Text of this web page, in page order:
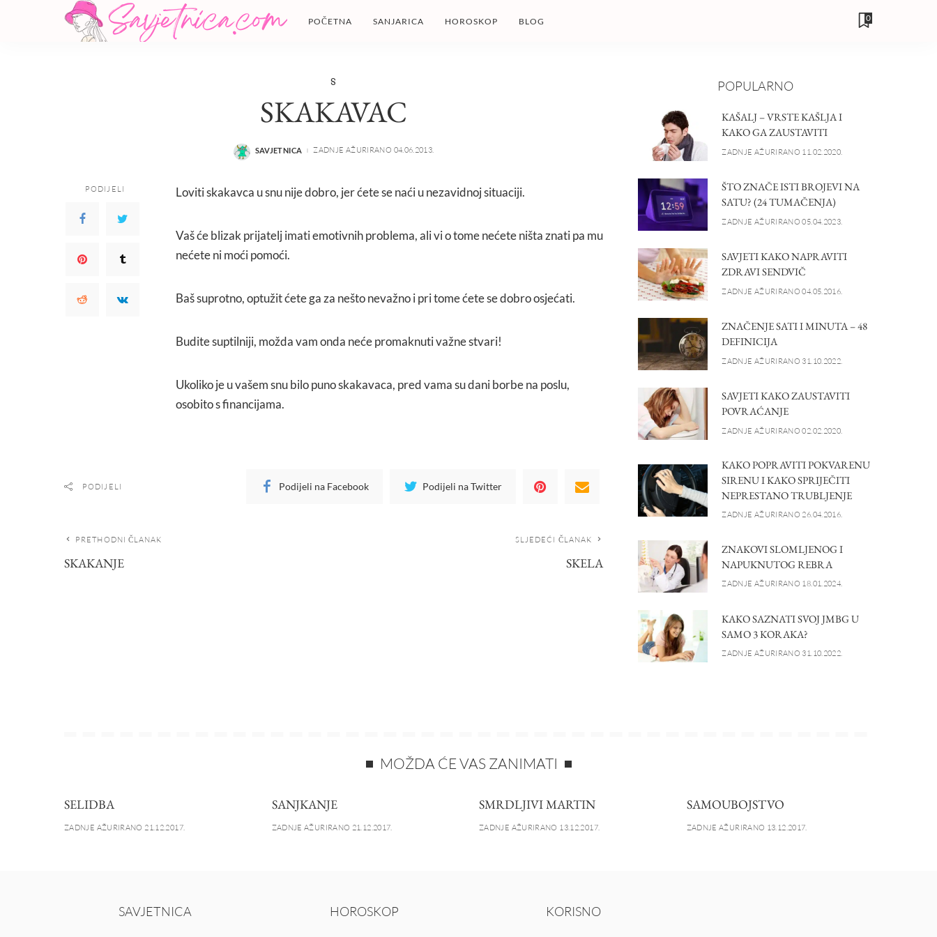
POČETNA SANJARICA HOROSKOP BLOG 0
S
SKAKAVAC
POSTED
SAVJETNICA ZADNJE AŽURIRANO 04.06.2013.
PODIJELI Loviti skakavca u snu nije dobro, jer ćete se naći u nezavidnoj situaciji.
Vaš će blizak prijatelj imati emotivnih problema, ali vi o tome nećete ništa znati pa mu
nećete ni moći pomoći.
Baš suprotno, optužit ćete ga za nešto nevažno i pri tome ćete se dobro osjećati.
Budite suptilniji, možda vam onda neće promaknuti važne stvari!
Ukoliko je u vašem snu bilo puno skakavaca, pred vama su dani borbe na poslu,
osobito s financijama.
PODIJELI Podijeli na Facebook Podijeli na Twitter
PRETHODNI ČLANAK
SKAKANJE
SLJEDEĆI ČLANAK
SKELA
POPULARNO
KAŠALJ – VRSTE KAŠLJA I
KAKO GA ZAUSTAVITI
ZADNJE AŽURIRANO 11.02.2020.
ŠTO ZNAČE ISTI BROJEVI NA
SATU? (24 TUMAČENJA)
ZADNJE AŽURIRANO 05.04.2023.
SAVJETI KAKO NAPRAVITI
ZDRAVI SENDVIČ
ZADNJE AŽURIRANO 04.05.2016.
ZNAČENJE SATI I MINUTA – 48
DEFINICIJA
ZADNJE AŽURIRANO 31.10.2022.
SAVJETI KAKO ZAUSTAVITI
POVRAĆANJE
ZADNJE AŽURIRANO 02.02.2020.
KAKO POPRAVITI POKVARENU
SIRENU I KAKO SPRIJEČITI
NEPRESTANO TRUBLJENJE
ZADNJE AŽURIRANO 26.04.2016.
ZNAKOVI SLOMLJENOG I
NAPUKNUTOG REBRA
ZADNJE AŽURIRANO 18.01.2024.
KAKO SAZNATI SVOJ JMBG U
SAMO 3 KORAKA?
ZADNJE AŽURIRANO 31.10.2022.
MOŽDA ĆE VAS ZANIMATI
SELIDBA
ZADNJE AŽURIRANO 21.12.2017.
SANJKANJE
ZADNJE AŽURIRANO 21.12.2017.
SMRDLJIVI MARTIN
ZADNJE AŽURIRANO 13.12.2017.
SAMOUBOJSTVO
ZADNJE AŽURIRANO 13.12.2017.
SAVJETNICA HOROSKOP KORISNO